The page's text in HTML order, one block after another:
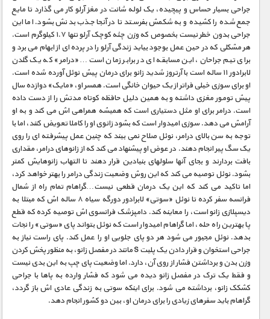
جراحی بسیار حساس و پیچیده، یک لوله شانت در مغز آرلو کار می گذارد تا مایع
جمع شده را کشیده و به شکمش بفرستد تا در آنجا جذب بدنش بشود. اما این
جراحی بدون خطر نیست بخصوص که وزن چثه کوچک آرلو تنها ۱.۷ کیلوگرم است.
هر مشکلی که در حین عمل بوجود بیاید زندگی آرلو را در پرده ای از ابهام می برد و
برای تیم جراحان، این مسابقه ای در برابر زمان است… «درامر» که یک گلدن
لابرادور ۱۱ ساله است با آرتروز شدید زانو برای درمان پیش نوئل آورده شده است.
او برای سوزی خیلی فراتر از یک حیوان خانگی است. همسر او، «مایک» دوازده سال
پیش تومور مغزی داشته و به همین دلیل حافظه کوتاه مدتش را از دست داده
است. درامر برای او مثل دستیاری است که همیشه همراهی اش می کند و به او
آرامش می دهد. سوزی امیدوار است که بشود زانوی او را کاملا تعویض کنند، اما با
توجه به سن بالای درامر، نوئل صلاح نمی بیند که چنین عمل پیشرفته ای را روی
یک سگ پیر انجام دهند. در عوض او پیشنهاد می کند که از زانوهای درامر، مقداری
بافت بردارند و بجای آنها سلولهای بنیادین قرار دهند تا التهاب زانوهایش کمتر
بشود. نوئل توصیه می کند که این روش وضعیت زندگی درامر را بهتر خواهد کرد،
اما تاکید می کند که این یک درمان قطعی نیست…گراهام تمام راه از شمال
فرانسه سفر کرده تا نوئل «سوتی» لابرادور دورگه سیاه ۸ ساله اش که مبتلا به
دیسپلازی زانو است، را معاینه کند. دامپزشک فرانسوی اش توصیه کرده که قطع
پا بهترین راه حله، اما گراهام امیدوار است که نوئل بتواند پای «سوتی» را نجات
بدهد. نوئل مجبور می شود هر دو پای جلویی او را عمل کند. پای راست نیاز به
جراحی استخوان و قرار دادن یک پلیت S مانند در مفصل زانو، به منظور پخش کردن
وزن بدن و برداشتن فشار از روی آن، دارد. اما وضعیت پای چپ به این بدی نیست
و فقط یک ترک در مفصل زانو دیده می شود که فشار وارده به پاها با جراحی
کشکک زانو، برداشته می شود. برای اینکه سوتی به زندگی عادی اش باز گردد،
گراهام باید سفرهای زیادی را برای درمان او، بین دو کشور انجام دهد.